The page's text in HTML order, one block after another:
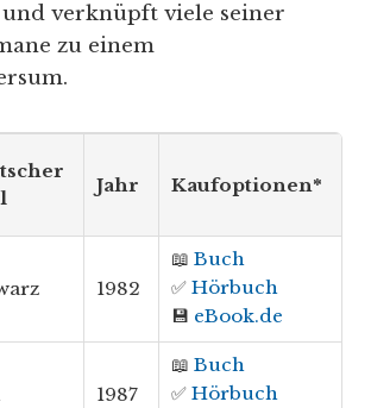
verknüpft viele seiner
zu einem
Jahr Kaufoptionen*
1982
📖 Buch
✅ Hörbuch
💾 eBook.de
1987
📖 Buch
✅ Hörbuch